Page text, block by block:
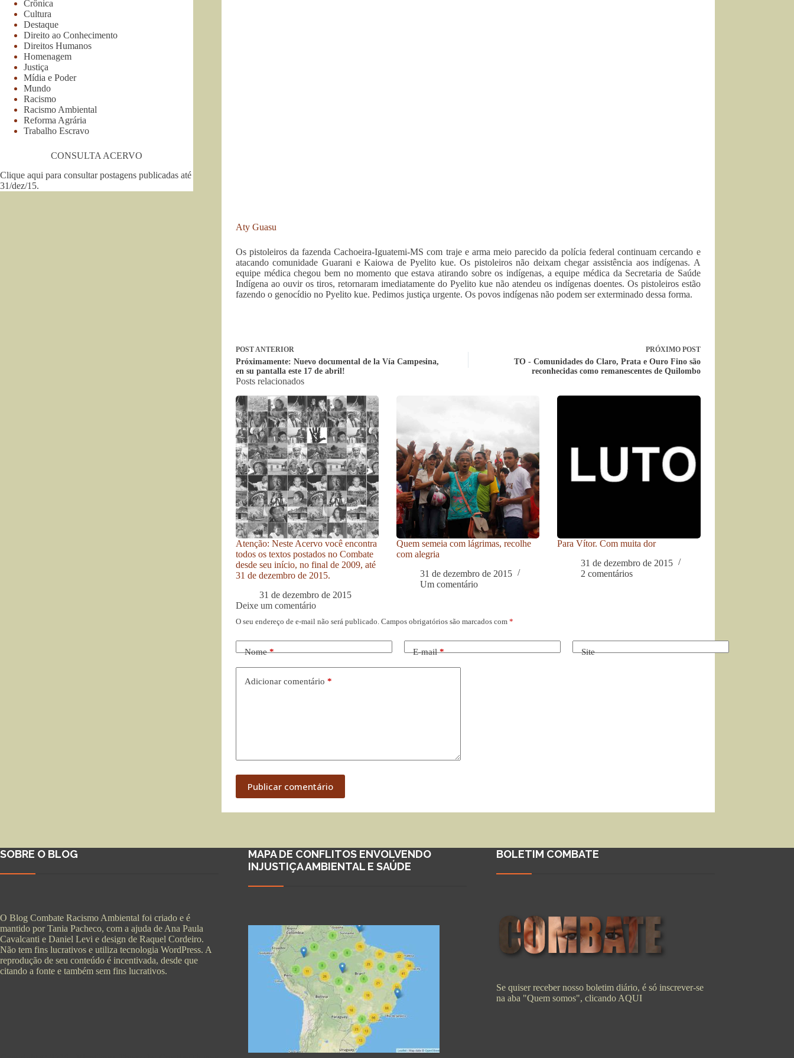
Aty Guasu
Os pistoleiros da fazenda Cachoeira-Iguatemi-MS com traje e arma meio parecido da polícia federal continuam cercando e
atacando comunidade Guarani e Kaiowa de Pyelito kue. Os pistoleiros não deixam chegar assistência aos indígenas. A
equipe médica chegou bem no momento que estava atirando sobre os indígenas, a equipe médica da Secretaria de Saúde
Indígena ao ouvir os tiros, retornaram imediatamente do Pyelito kue não atendeu os indígenas doentes. Os pistoleiros estão
fazendo o genocídio no Pyelito kue. Pedimos justiça urgente. Os povos indígenas não podem ser exterminado dessa forma.
POSTANTERIOR
Próximamente: Nuevo documental de la Vía Campesina,
en su pantalla este 17 de abril!
PRÓXIMO POST
TO - Comunidades do Claro, Prata e Ouro Fino são
reconhecidas como remanescentes de Quilombo
Posts relacionados
Atenção: Neste Acervo você encontra
todos os textos postados no Combate
desde seu início, no final de 2009, até
31 de dezembro de 2015.
31 de dezembro de 2015
Quem semeia com lágrimas, recolhe
com alegria
31 de dezembro de 2015
Um comentário
Para Vítor. Com muita dor
31 de dezembro de 2015
2 comentários
Deixe um comentário
O seu endereço de e-mail não será publicado. Campos obrigatórios são marcados com *
Nome* E-mail* Site
Adicionar comentário *
Publicar comentário
Crônica
Cultura
Destaque
Direito ao Conhecimento
Direitos Humanos
Homenagem
Justiça
Mídia e Poder
Mundo
Racismo
Racismo Ambiental
Reforma Agrária
Trabalho Escravo
CONSULTA ACERVO
Clique aqui para consultar postagens publicadas até
31/dez/15.
SOBRE O BLOG
O Blog Combate Racismo Ambiental foi criado e é
mantido por Tania Pacheco, com a ajuda de Ana Paula
Cavalcanti e Daniel Levi e design de Raquel Cordeiro.
Não tem fins lucrativos e utiliza tecnologia WordPress. A
reprodução de seu conteúdo é incentivada, desde que
citando a fonte e também sem fins lucrativos.
MAPA DE CONFLITOS ENVOLVENDO
INJUSTIÇA AMBIENTAL E SAÚDE
BOLETIM COMBATE
Se quiser receber nosso boletim diário, é só inscrever-se
na aba "Quem somos", clicando AQUI